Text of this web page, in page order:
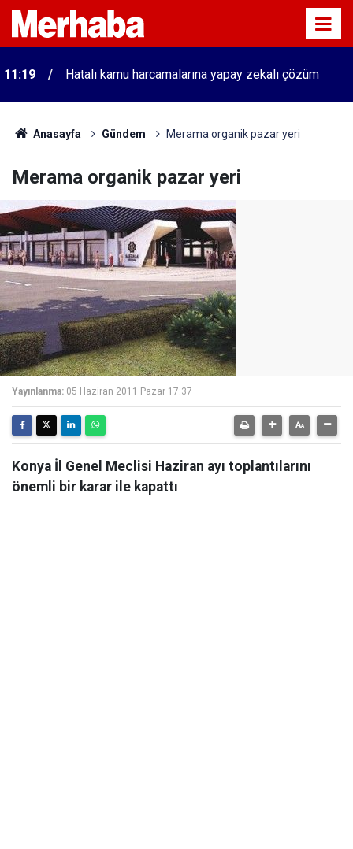
11:19 Hatalı kamu harcamalarına yapay zekalı çözüm
Anasayfa Gündem Merama organik pazar yeri
Merama organik pazar yeri
Yayınlanma: 05 Haziran 2011 Pazar 17:37
Konya İl Genel Meclisi Haziran ayı toplantılarını
önemli bir karar ile kapattı